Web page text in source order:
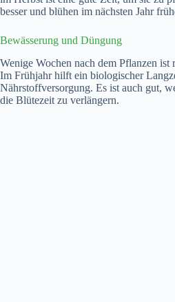
besser und blühen im nächsten Jahr
Bewässerung und Düngung
Wenige Wochen nach dem Pflanzen
Im Frühjahr hilft ein biologischer
Nährstoffversorgung. Es ist auch gut,
die Blütezeit zu verlängern.